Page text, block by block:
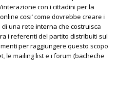
con i cittadini per la
cosi’ come dovrebbe creare i
una rete interna che costruisca
i referenti del partito distribuiti sul
per raggiungere questo scopo
le mailing list e i forum (bacheche